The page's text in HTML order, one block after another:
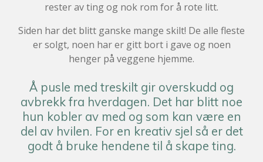
rester av ting og nok rom for å rote litt.
Siden har det blitt ganske mange skilt! De alle fleste
er solgt, noen har er gitt bort i gave og noen
henger på veggene hjemme.
Å pusle med treskilt gir overskudd og
avbrekk fra hverdagen. Det har blitt noe
hun kobler av med og som kan være en
del av hvilen. For en kreativ sjel så er det
godt å bruke hendene til å skape ting.